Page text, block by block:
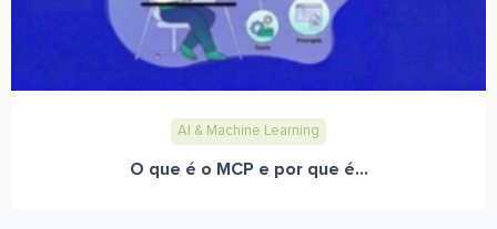
AI & Machine Learning
O que é o MCP e por que é...